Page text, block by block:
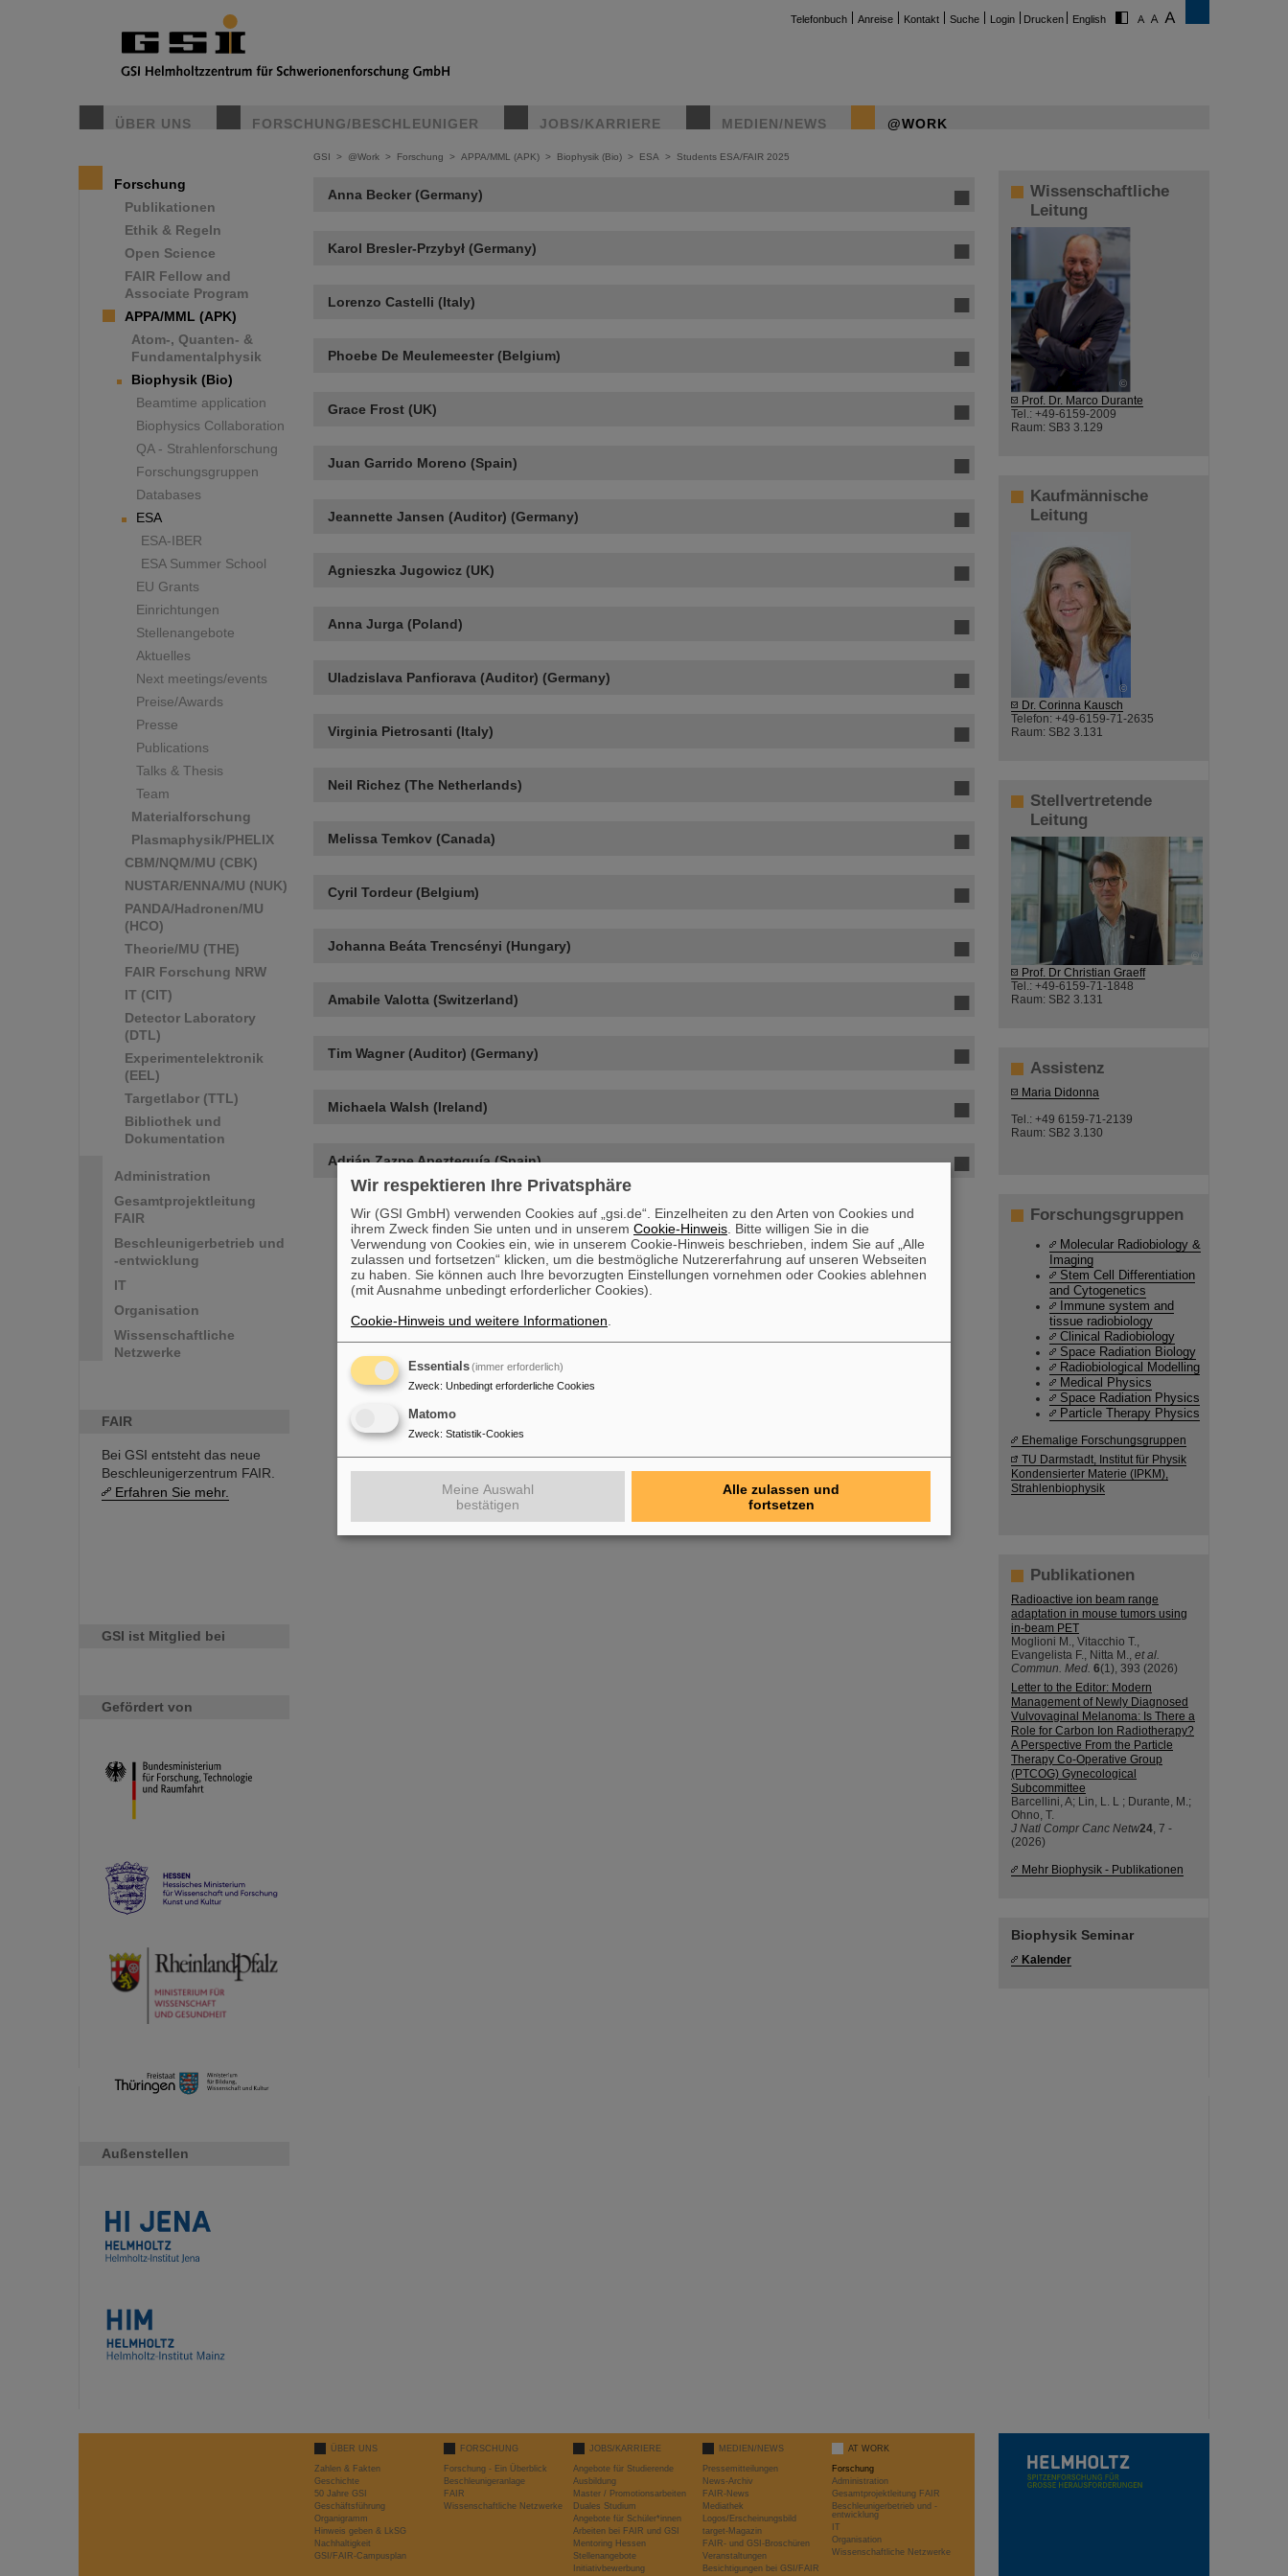
Telefonbuch Anreise Kontakt Suche Login Drucken English
ÜBER UNS FORSCHUNG/BESCHLEUNIGER JOBS/KARRIERE MEDIEN/NEWS @WORK
Forschung
Publikationen
Ethik & Regeln
Open Science
FAIR Fellow and
Associate Program
APPA/MML (APK)
Atom-, Quanten- &
Fundamentalphysik
Biophysik (Bio)
Beamtime application
Biophysics Collaboration
QA - Strahlenforschung
Forschungsgruppen
Databases
ESA
ESA-IBER
ESA Summer School
EU Grants
Einrichtungen
Stellenangebote
Aktuelles
Next meetings/events
Preise/Awards
Presse
Publications
Talks & Thesis
Team
Materialforschung
Plasmaphysik/PHELIX
CBM/NQM/MU (CBK)
NUSTAR/ENNA/MU (NUK)
PANDA/Hadronen/MU
(HCO)
Theorie/MU (THE)
FAIR Forschung NRW
IT (CIT)
Detector Laboratory
(DTL)
Experimentelektronik
(EEL)
Targetlabor (TTL)
Bibliothek und
Dokumentation
Administration
Gesamtprojektleitung
FAIR
Beschleunigerbetrieb und
-entwicklung
IT
Organisation
Wissenschaftliche
Netzwerke
FAIR
Bei GSI entsteht das neue
Beschleunigerzentrum FAIR.
Erfahren Sie mehr.
GSI ist Mitglied bei
Gefördert von
Außenstellen
GSI > @Work > Forschung > APPA/MML (APK) > Biophysik (Bio) > ESA > Students ESA/FAIR 2025
Anna Becker (Germany)
Karol Bresler-Przybył (Germany)
Lorenzo Castelli (Italy)
Phoebe De Meulemeester (Belgium)
Grace Frost (UK)
Juan Garrido Moreno (Spain)
Jeannette Jansen (Auditor) (Germany)
Agnieszka Jugowicz (UK)
Anna Jurga (Poland)
Uladzislava Panfiorava (Auditor) (Germany)
Virginia Pietrosanti (Italy)
Neil Richez (The Netherlands)
Melissa Temkov (Canada)
Cyril Tordeur (Belgium)
Johanna Beáta Trencsényi (Hungary)
Amabile Valotta (Switzerland)
Tim Wagner (Auditor) (Germany)
Michaela Walsh (Ireland)
Adrián Zazpe Apezteguía (Spain)
Wissenschaftliche
Leitung
©
Prof. Dr. Marco Durante
Tel.: +49-6159-2009
Raum: SB3 3.129
Kaufmännische
Leitung
©
Dr. Corinna Kausch
Telefon: +49-6159-71-2635
Raum: SB2 3.131
Stellvertretende
Leitung
©
Prof. Dr Christian Graeff
Tel.: +49-6159-71-1848
Raum: SB2 3.131
Assistenz
Maria Didonna
Tel.: +49 6159-71-2139
Raum: SB2 3.130
Forschungsgruppen
Molecular Radiobiology &
Imaging
Stem Cell Differentiation
and Cytogenetics
Immune system and
tissue radiobiology
Clinical Radiobiology
Space Radiation Biology
Radiobiological Modelling
Medical Physics
Space Radiation Physics
Particle Therapy Physics
Ehemalige Forschungsgruppen
TU Darmstadt, Institut für Physik
Kondensierter Materie (IPKM),
Strahlenbiophysik
Publikationen
Radioactive ion beam range
adaptation in mouse tumors using
in-beam PET
Moglioni M., Vitacchio T.,
Evangelista F., Nitta M., et al.
Commun. Med. 6(1), 393 (2026)
Letter to the Editor: Modern
Management of Newly Diagnosed
Vulvovaginal Melanoma: Is There a
Role for Carbon Ion Radiotherapy?
A Perspective From the Particle
Therapy Co-Operative Group
(PTCOG) Gynecological
Subcommittee
Barcellini, A; Lin, L. L ; Durante, M.;
Ohno, T.
J Natl Compr Canc Netw24 , 7 -
(2026)
Mehr Biophysik - Publikationen
Biophysik Seminar
Kalender
ÜBER UNS
Zahlen & Fakten
Geschichte
50 Jahre GSI
Geschäftsführung
Organigramm
Hinweis geben & LkSG
Nachhaltigkeit
GSI/FAIR-Campusplan
FORSCHUNG
Forschung - Ein Überblick
Beschleunigeranlage
FAIR
Wissenschaftliche Netzwerke
JOBS/KARRIERE
Angebote für Studierende
Ausbildung
Master / Promotionsarbeiten
Duales Studium
Angebote für Schüler*innen
Arbeiten bei FAIR und GSI
Mentoring Hessen
Stellenangebote
Initiativbewerbung
MEDIEN/NEWS
Pressemitteilungen
News-Archiv
FAIR-News
Mediathek
Logos/Erscheinungsbild
target-Magazin
FAIR- und GSI-Broschüren
Veranstaltungen
Besichtigungen bei GSI/FAIR
AT WORK
Forschung
Administration
Gesamtprojektleitung FAIR
Beschleunigerbetrieb und -
entwicklung
IT
Organisation
Wissenschaftliche Netzwerke
Wir respektieren Ihre Privatsphäre
Wir (GSI GmbH) verwenden Cookies auf „gsi.de“. Einzelheiten zu den Arten von Cookies und
ihrem Zweck finden Sie unten und in unserem Cookie-Hinweis . Bitte willigen Sie in die
Verwendung von Cookies ein, wie in unserem Cookie-Hinweis beschrieben, indem Sie auf „Alle
zulassen und fortsetzen“ klicken, um die bestmögliche Nutzererfahrung auf unseren Webseiten
zu haben. Sie können auch Ihre bevorzugten Einstellungen vornehmen oder Cookies ablehnen
(mit Ausnahme unbedingt erforderlicher Cookies).
Cookie-Hinweis und weitere Informationen
Essentials(immer erforderlich)
Zweck: Unbedingt erforderliche Cookies
Matomo
Zweck: Statistik-Cookies
Meine Auswahl
bestätigen
Alle zulassen und
fortsetzen